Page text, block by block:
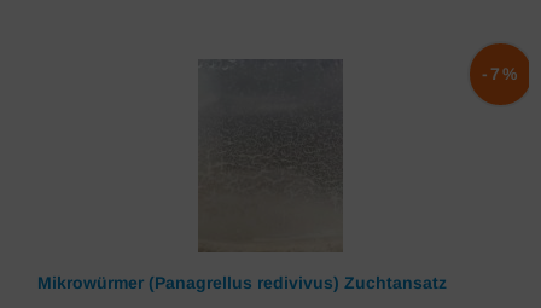
Mikrowürmer (Panagrellus redivivus) Zuchtansatz
-7%